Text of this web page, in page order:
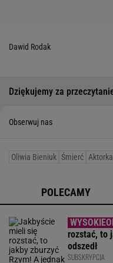
Dawid Rodak
Dziękujemy za
Obserwuj nas
Oliwia Bieniuk Śmierć Aktorka
POLECAMY
rozstać, to
odszedł
SUBSKRYPCJA